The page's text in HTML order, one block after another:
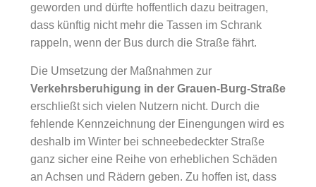
geworden und dürfte hoffentlich dazu beitragen,
dass künftig nicht mehr die Tassen im Schrank
rappeln, wenn der Bus durch die Straße fährt.
Die Umsetzung der Maßnahmen zur
Verkehrsberuhigung in der Grauen-Burg-Straße
erschließt sich vielen Nutzern nicht. Durch die
fehlende Kennzeichnung der Einengungen wird es
deshalb im Winter bei schneebedeckter Straße
ganz sicher eine Reihe von erheblichen Schäden
an Achsen und Rädern geben. Zu hoffen ist, dass